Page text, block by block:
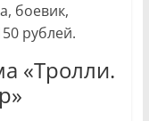
боевик,
рублей.
«Тролли.